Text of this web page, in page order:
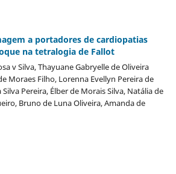
a portadores de cardiopatias
na tetralogia de Fallot
v Silva, Thayuane Gabryelle de Oliveira
Moraes Filho, Lorenna Evellyn Pereira de
Pereira, Élber de Morais Silva, Natália de
Bruno de Luna Oliveira, Amanda de